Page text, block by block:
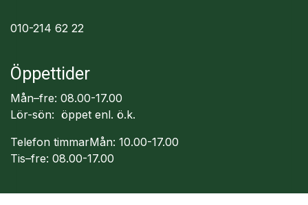
010-214 62 22
Öppettider
Mån–fre: 08.00-17.00
Lör-sön: öppet enl. ö.k.
Telefon timmarMån: 10.00-17.00
Tis–fre: 08.00-17.00